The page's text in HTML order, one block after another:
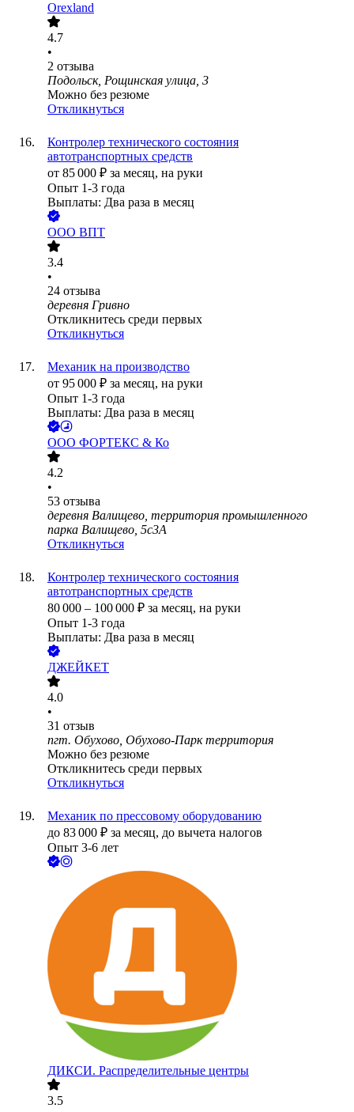
Orexland
4.7
•
2 отзыва
Подольск, Рощинская улица, 3
Можно без резюме
Откликнуться
Контролер технического состояния
автотранспортных средств
от 85 000 ₽ за месяц, на руки
Опыт 1-3 года
Выплаты: Два раза в месяц
ООО ВПТ
3.4
•
24 отзыва
деревня Гривно
Откликнитесь среди первых
Откликнуться
Механик на производство
от 95 000 ₽ за месяц, на руки
Опыт 1-3 года
Выплаты: Два раза в месяц
ООО ФОРТЕКС & Ко
4.2
•
53 отзыва
деревня Валищево, территория промышленного
парка Валищево, 5с3А
Откликнуться
Контролер технического состояния
автотранспортных средств
80 000 – 100 000 ₽ за месяц, на руки
Опыт 1-3 года
Выплаты: Два раза в месяц
ДЖЕЙКЕТ
4.0
•
31 отзыв
пгт. Обухово, Обухово-Парк территория
Можно без резюме
Откликнитесь среди первых
Откликнуться
Механик по прессовому оборудованию
до 83 000 ₽ за месяц, до вычета налогов
Опыт 3-6 лет
ДИКСИ. Распределительные центры
3.5